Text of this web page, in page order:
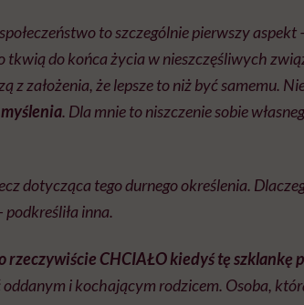
to szczególnie pierwszy
tkwią do końca życia w nieszczęśliwych
z założenia, że lepsze to niż być samemu.
. Dla mnie to niszczenie sobie
dotycząca tego durnego określenia.
podkreśliła inna.
rzeczywiście CHCIAŁO kiedyś tę szklankę
i kochającym rodzicem. Osoba,